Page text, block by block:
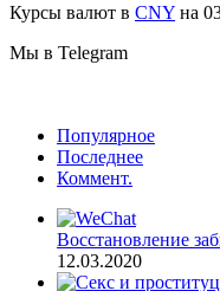
Курсы валют в CNY на
Мы в Telegram
Популярное
Последнее
Коммент.
Восстановление
12.03.2020